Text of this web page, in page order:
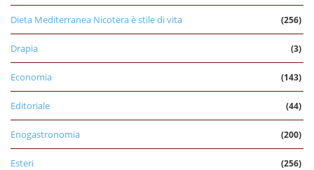
Dieta Mediterranea Nicotera è stile di vita (256)
Drapia (3)
Economia (143)
Editoriale (44)
Enogastronomia (200)
Esteri (256)